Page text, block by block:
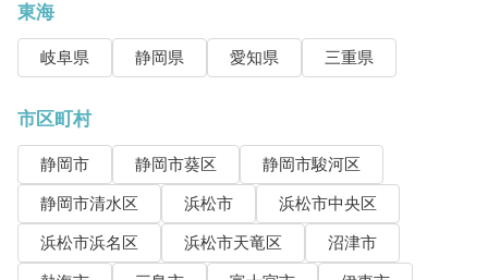
東海
岐阜県 静岡県 愛知県 三重県
市区町村
静岡市 静岡市葵区
静岡市駿河区
静岡市清水区
浜松市
浜松市中央区
浜松市浜名区
浜松市天竜区
沼津市